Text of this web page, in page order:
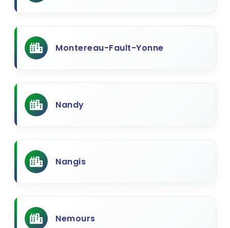
Montereau-Fault-Yonne
Nandy
Nangis
Nemours